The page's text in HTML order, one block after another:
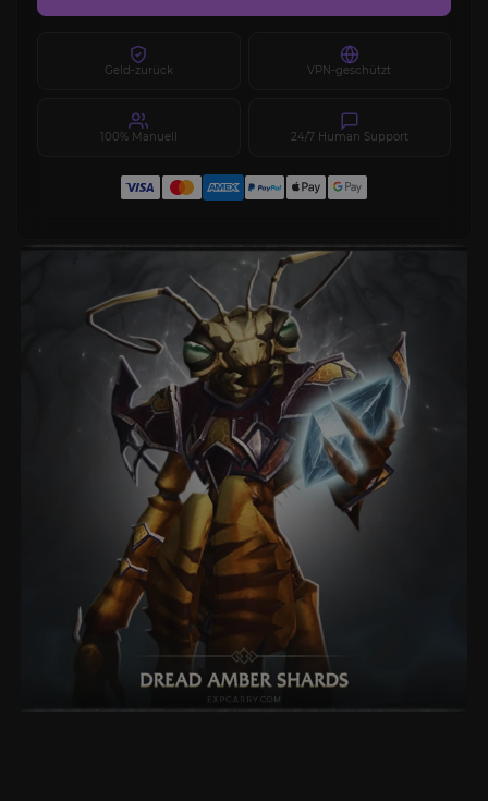
Geld-zurück VPN-geschützt
100% Manuell 24/7 Human Support